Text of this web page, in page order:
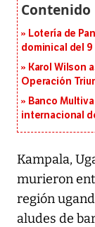
Lotería de
dominical del
Karol Wilson
Operación
Banco
internacional
Kampala,
murieron
región
aludes de